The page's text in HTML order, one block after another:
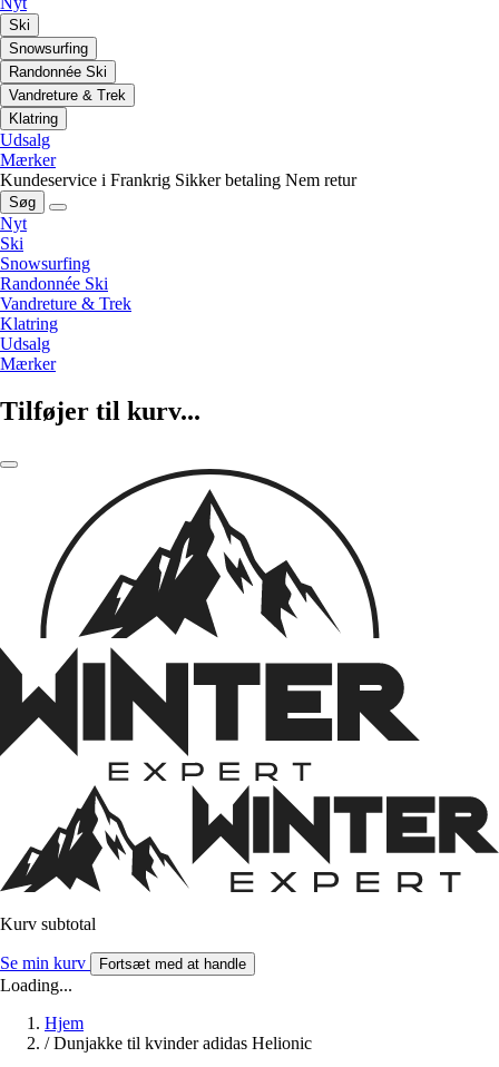
Ski
Snowsurfing
Randonnée Ski
Vandreture & Trek
Klatring
Udsalg
Mærker
Kundeservice i Frankrig Sikker betaling Nem retur
Søg
Nyt
Ski
Snowsurfing
Randonnée Ski
Vandreture & Trek
Klatring
Udsalg
Mærker
Tilføjer til kurv...
Kurv subtotal
Se min kurv Fortsæt med at handle
Loading...
Hjem
/ Dunjakke til kvinder adidas Helionic